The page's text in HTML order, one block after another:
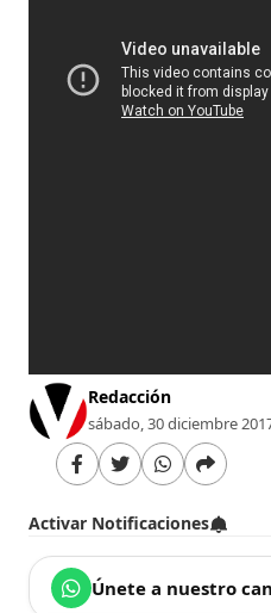
Redacción
sábado, 30 diciembre
Activar Notificaciones
Únete a nuestro